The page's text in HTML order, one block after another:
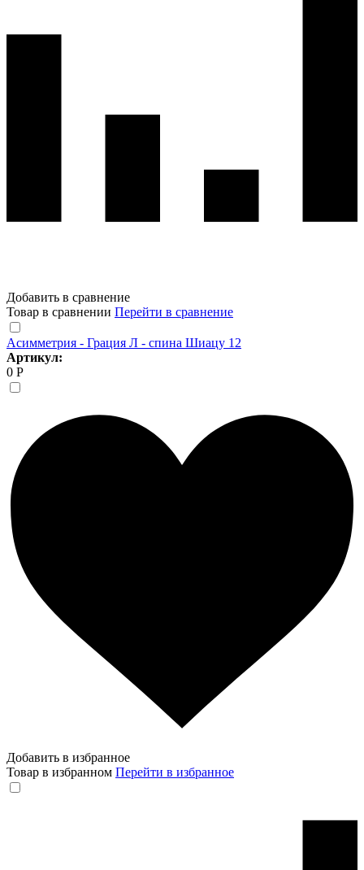
Добавить в сравнение
Товар в сравнении Перейти в сравнение
Асимметрия - Грация Л - спина Шиацу 12
Артикул:
0 Р
Добавить в избранное
Товар в избранном Перейти в избранное